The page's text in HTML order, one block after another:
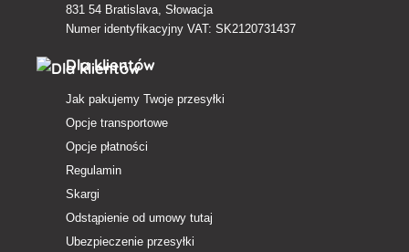
831 54 Bratislava, Słowacja
Numer identyfikacyjny VAT: SK2120731437
Dla klientów
Jak pakujemy Twoje przesyłki
Opcje transportowe
Opcje płatności
Regulamin
Skargi
Odstąpienie od umowy tutaj
Ubezpieczenie przesyłki